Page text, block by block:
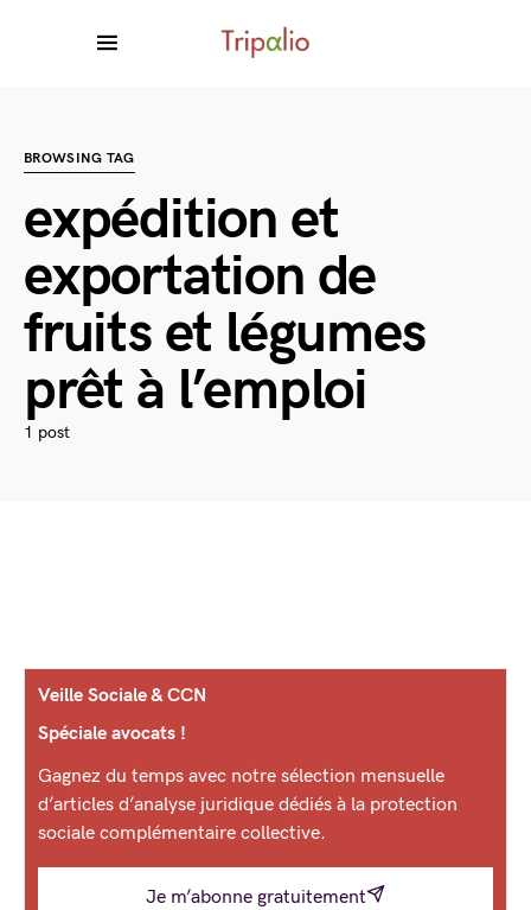
BROWSING TAG
expédition et
exportation de
fruits et légumes
prêt à l’emploi
1 post
Veille Sociale & CCN
Spéciale avocats !
Gagnez du temps avec notre sélection mensuelle
d’articles d’analyse juridique dédiés à la protection
sociale complémentaire collective.
Je m’abonne gratuitement